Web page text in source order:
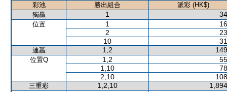
彩池 勝出組合
派彩 (HK$)
獨贏
1
位置 1
2
10
連贏 1,2
位置Q 1,2
1,10
2,10
三重彩 1,2,10